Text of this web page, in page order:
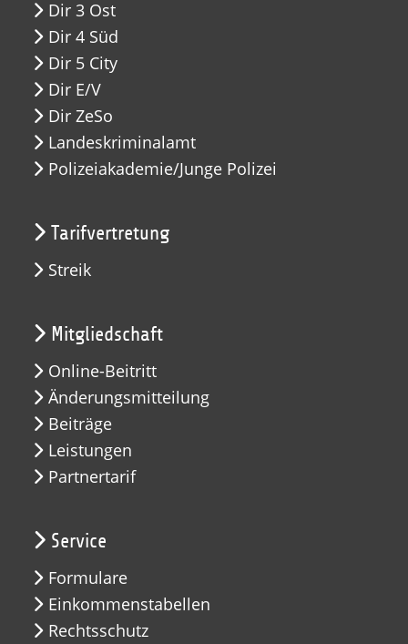
Dir 3 Ost
Dir 4 Süd
Dir 5 City
Dir E/V
Dir ZeSo
Landeskriminalamt
Polizeiakademie/Junge Polizei
Tarifvertretung
Streik
Mitgliedschaft
Online-Beitritt
Änderungsmitteilung
Beiträge
Leistungen
Partnertarif
Service
Formulare
Einkommenstabellen
Rechtsschutz